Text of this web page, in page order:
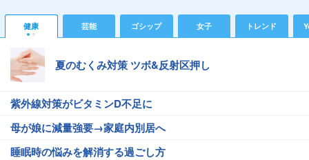
健康 芸能 ゴシップ 女子 トレンド
夏のむくみ対策 ツボ&反射区押し
紫外線対策がビタミンD不足に
母が娘に減量強要→家庭内別居へ
睡眠時の悩みを解消する過ごし方